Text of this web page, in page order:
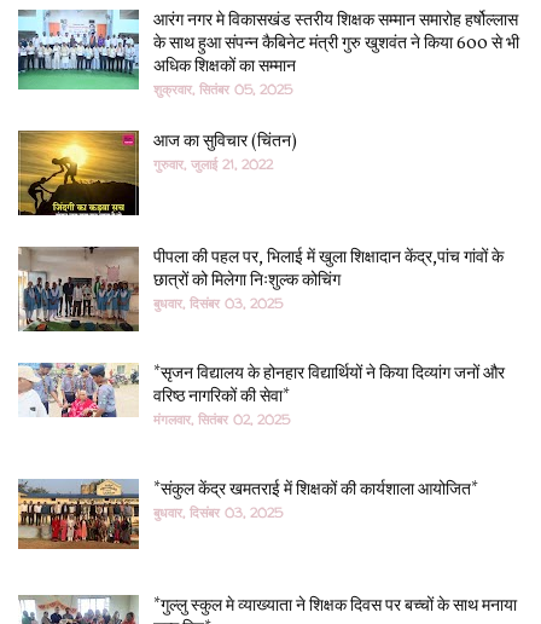
आरंग नगर मे विकासखंड स्तरीय शिक्षक सम्मान समारोह हर्षोल्लास
के साथ हुआ संपन्न कैबिनेट मंत्री गुरु खुशवंत ने किया 600 से भी
अधिक शिक्षकों का सम्मान
शुक्रवार, सितंबर 05, 2025
आज का सुविचार (चिंतन)
गुरुवार, जुलाई 21, 2022
पीपला की पहल पर, भिलाई में खुला शिक्षादान केंद्र,पांच गांवों के
छात्रों को मिलेगा निःशुल्क कोचिंग
बुधवार, दिसंबर 03, 2025
*सृजन विद्यालय के होनहार विद्यार्थियों ने किया दिव्यांग जनों और
वरिष्ठ नागरिकों की सेवा*
मंगलवार, सितंबर 02, 2025
*संकुल केंद्र खमतराई में शिक्षकों की कार्यशाला आयोजित*
बुधवार, दिसंबर 03, 2025
*गुल्लु स्कुल मे व्याख्याता ने शिक्षक दिवस पर बच्चों के साथ मनाया